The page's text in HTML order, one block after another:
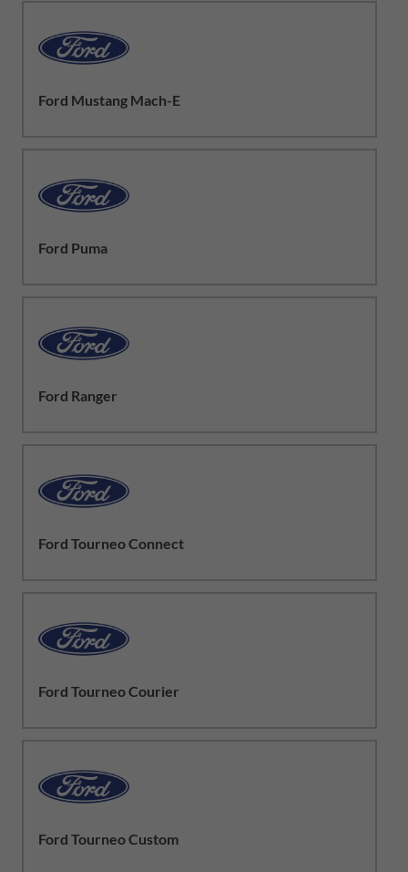
Ford Mustang Mach-E
Ford Puma
Ford Ranger
Ford Tourneo Connect
Ford Tourneo Courier
Ford Tourneo Custom